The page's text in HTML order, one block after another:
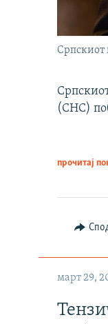
Српскиот
(СНС)
прочитај
март 29,